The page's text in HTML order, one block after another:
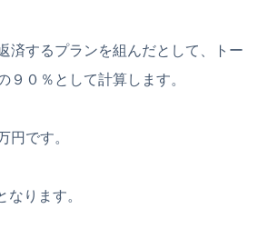
済するプランを組んだとして、トー
９０％として計算します。
円です。
なります。